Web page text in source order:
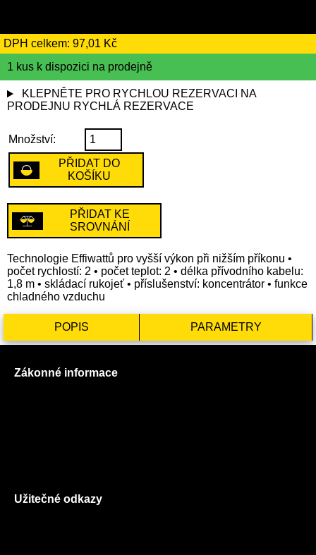
DPH celkem: 97,01 Kč
1 kus k dispozici na prodejně
KLEPNĚTE PRO RYCHLOU REZERVACI NA
PRODEJNU RYCHLÁ REZERVACE
Množství:
PŘIDAT DO
KOŠÍKU
PŘIDAT KE
SROVNÁNÍ
Technologie Effiwattů pro vyšší výkon při nižším příkonu •
počet rychlostí: 2 • počet teplot: 2 • délka přívodního kabelu:
1,8 m • skládací rukojeť • příslušenství: koncentrátor • funkce
chladného vzduchu
POPIS PARAMETRY
Zákonné informace
Užitečné odkazy